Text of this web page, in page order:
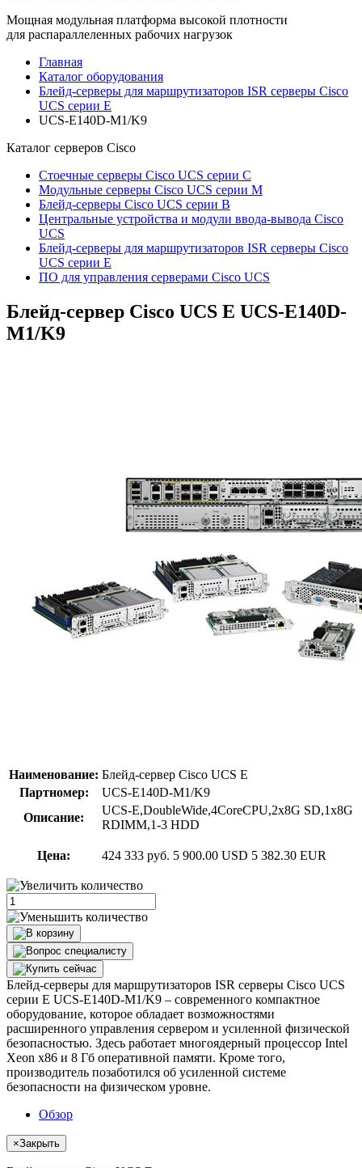
Мощная модульная платформа высокой плотности
для распараллеленных рабочих нагрузок
Главная
Каталог оборудования
Блейд-серверы для маршрутизаторов ISR серверы Cisco
UCS серии E
UCS-E140D-M1/K9
Каталог серверов Cisco
Стоечные серверы Cisco UCS серии C
Модульные серверы Cisco UCS серии M
Блейд-серверы Cisco UCS серии B
Центральные устройства и модули ввода-вывода Cisco
UCS
Блейд-серверы для маршрутизаторов ISR серверы Cisco
UCS серии E
ПО для управления серверами Cisco UCS
Блейд-сервер Cisco UCS E UCS-E140D-
M1/K9
Наименование: Блейд-сервер Cisco UCS E
Партномер:
UCS-E140D-M1/K9
Описание:
UCS-E,DoubleWide,4CoreCPU,2x8G SD,1x8G
RDIMM,1-3 HDD
Цена: 424 333 руб. 5 900.00 USD 5 382.30 EUR
Блейд-серверы для маршрутизаторов ISR серверы Cisco UCS
серии E UCS-E140D-M1/K9 – современного компактное
оборудование, которое обладает возможностями
расширенного управления сервером и усиленной физической
безопасностью. Здесь работает многоядерный процессор Intel
Xeon x86 и 8 Гб оперативной памяти. Кроме того,
производитель позаботился об усиленной системе
безопасности на физическом уровне.
Обзор
×Закрыть